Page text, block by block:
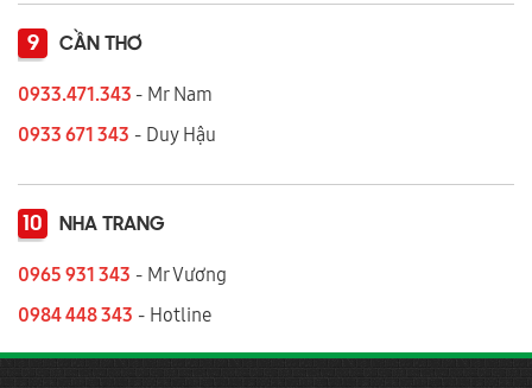
9 CẦN THƠ
0933.471.343 - Mr Nam
0933 671 343 - Duy Hậu
10 NHA TRANG
0965 931 343 - Mr Vương
0984 448 343 - Hotline